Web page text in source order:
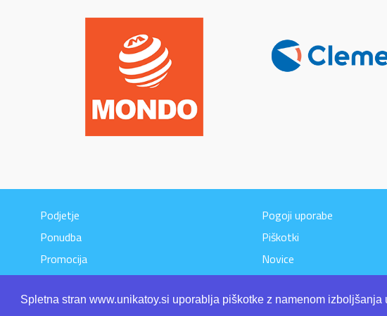
Spletna stran www.unikatoy.si uporablja piškotke z namenom
Podjetje
Ponudba
Promocija
Kontakt
Video
Pogoji uporabe
Piškotki
Novice